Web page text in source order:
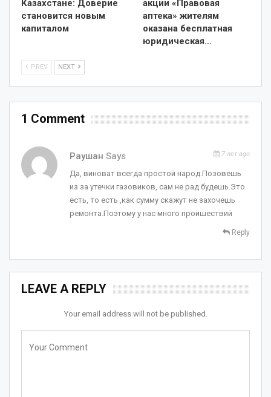
Казахстане: Доверие
становится новым
капиталом
акции «Правовая
аптека» жителям
оказана бесплатная
юридическая…
PREV NEXT
1 Comment
Раушан Says 7 лет ago
Да, виноват всегда простой народ.Позовешь
из за утечки газовиков, сам не рад будешь.Это
есть, то есть ,как сумму скажут не захочешь
ремонта.Поэтому у нас много проишествий
Reply
LEAVE A REPLY
Your email address will not be published.